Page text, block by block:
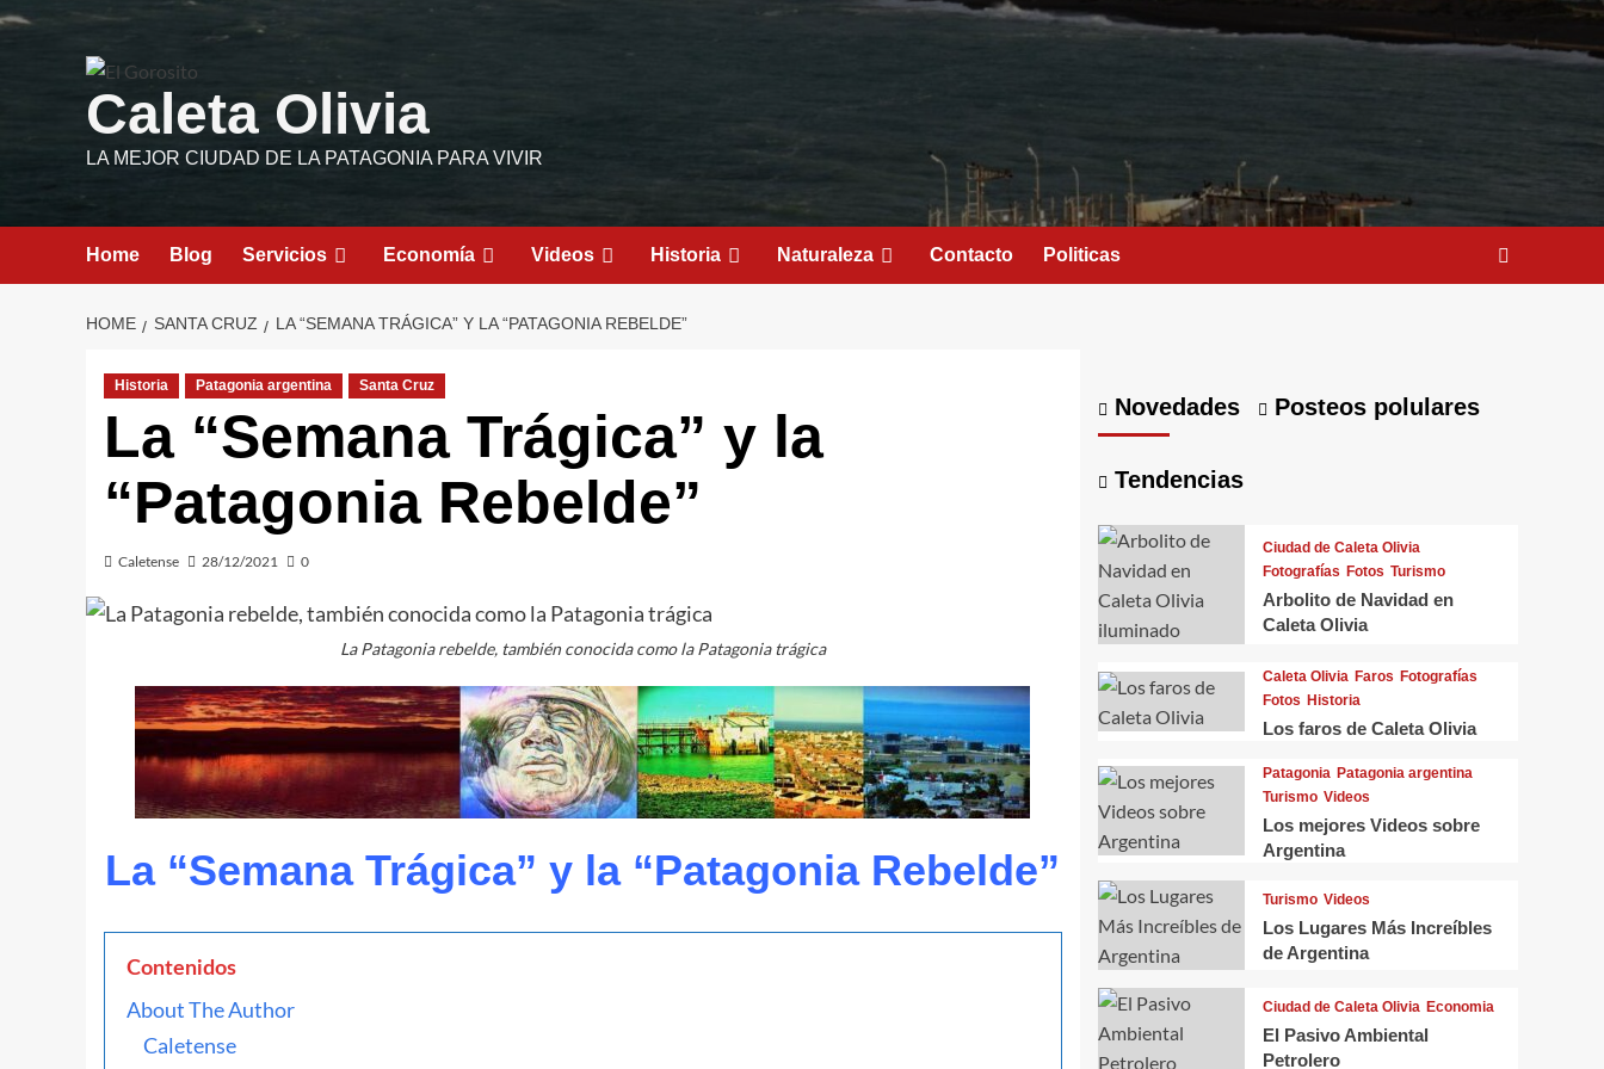
Skip
Caleta Olivia
LA MEJOR CIUDAD DE LA PATAGONIA PARA VIVIR
Home Blog Servicios Economía Videos Historia Naturaleza Contacto Politicas
HOME SANTA CRUZ LA “SEMANA TRÁGICA” Y LA “PATAGONIA REBELDE”
Historia Patagonia argentina Santa Cruz
La “Semana Trágica” y la
“Patagonia Rebelde”
Caletense 28/12/2021 0
La Patagonia rebelde, también conocida como la Patagonia trágica
La “Semana Trágica” y la “Patagonia Rebelde”
Contenidos
About The Author
Caletense
Novedades Posteos polulares
Tendencias
Ciudad de Caleta Olivia
Fotografías Fotos Turismo
Arbolito de Navidad en
Caleta Olivia
Caleta Olivia Faros Fotografías
Fotos Historia
Los faros de Caleta Olivia
Patagonia Patagonia argentina
Turismo Videos
Los mejores Videos sobre
Argentina
Turismo Videos
Los Lugares Más Increíbles
de Argentina
Ciudad de Caleta Olivia Economia
El Pasivo Ambiental
Petrolero
Costanera
El Gorosito Fauna
Turismo en Caleta Olivia
Caletense 01/02/2025 0